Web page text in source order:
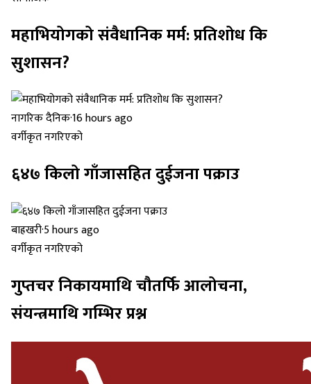
महाभियोगको संवैधानिक मर्म: प्रतिशोध कि
सुशासन?
नागरिक दैनिक·16 hours ago
वर्गीकृत नगरिएको
६४७ किलो गाँजासहित दुईजना पक्राउ
बाह्रखरी·5 hours ago
वर्गीकृत नगरिएको
गुप्तचर निकायमाथि चौतर्फि आलोचना,
संयन्त्रमाथि गम्भिर प्रश्न